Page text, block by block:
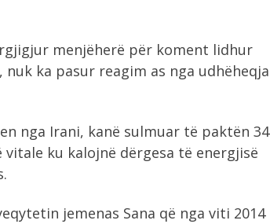
menjëherë për koment lidhur
ka pasur reagim as nga udhëheqja
nga Irani, kanë sulmuar të paktën 34
ku kalojnë dërgesa të energjisë
jemenas Sana që nga viti 2014